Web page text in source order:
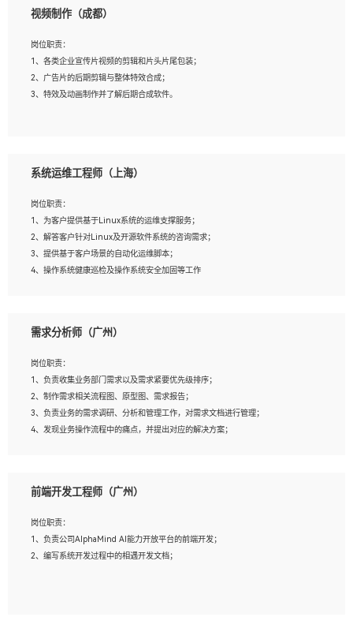
上；
3、想象力丰富, 有一定的艺术审美深度；
4、有良好的场景特效搭建功底；
5、熟悉 3Ds Max 或者 Maya；
6、有良好的沟通能力和团队合作意识；
视频制作（成都）
岗位职责：
1、各类企业宣传片视频的剪辑和片头片尾包装；
2、广告片的后期剪辑与整体特效合成；
3、特效及动画制作并了解后期合成软件。
2、熟练使用After Effect、Photo Shop、熟练掌握视频剪辑和特效包装软件；
4、在剪辑上会思考，有一定编导思维；
5、踏实， 勤奋，愿意在工作中不断学习，提高自我；
6、能与同事友好相处。
系统运维工程师（上海）
岗位职责：
1、为客户提供基于Linux系统的运维支撑服务；
2、解答客户针对Linux及开源软件系统的咨询需求；
3、提供基于客户场景的自动化运维脚本；
4、操作系统健康巡检及操作系统安全加固等工作
1、全日制本科计算机相关专业毕业，3年以上相关工作经验；
3、熟练使用脚本语言，shell/python任一种，熟练使用Ansible
4、熟悉linux常见服务、中间件的基本原理、部署以及故障处理，如：Mysql、
Apache、Nginx、Zabbix、Kafka等
5、熟悉主流虚拟化技术，如：VMware、KVM
6、具备网络方面的基础知识，熟悉常见的网络协议，如TCP/IP，转发原理，路由优
8、有良好的文档编写能力和沟通能力，有RHCE证书优先
需求分析师（广州）
岗位职责：
1、负责收集业务部门需求以及需求紧要优先级排序；
2、制作需求相关流程图、原型图、需求报告；
3、负责业务的需求调研、分析和管理工作，对需求文档进行管理；
4、发现业务操作流程中的痛点，并提出对应的解决方案；
岗位要求：
2、熟悉产品及需求规划工具，如:Axure、Xmind、MS Project等；
3、具备良好的交流协调能力，有较强的责任感、工作积极主动；
4、有较强的系统需求分析、文档编写能力、沟通能力；
前端开发工程师（广州）
岗位职责：
1、负责公司AlphaMind AI能力开放平台的前端开发；
2、编写系统开发过程中的相遇开发文档；